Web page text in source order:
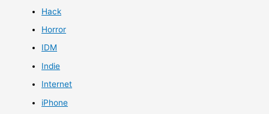
Hack
Horror
IDM
Indie
Internet
iPhone